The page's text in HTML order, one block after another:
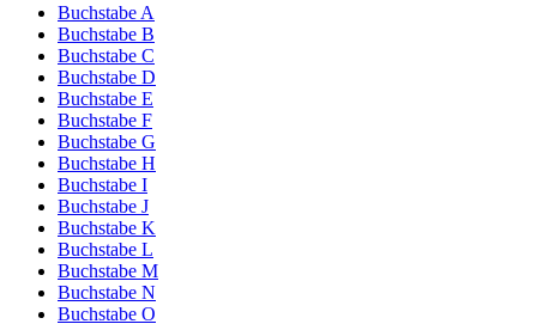
Buchstabe A
Buchstabe B
Buchstabe C
Buchstabe D
Buchstabe E
Buchstabe F
Buchstabe G
Buchstabe H
Buchstabe I
Buchstabe J
Buchstabe K
Buchstabe L
Buchstabe M
Buchstabe N
Buchstabe O